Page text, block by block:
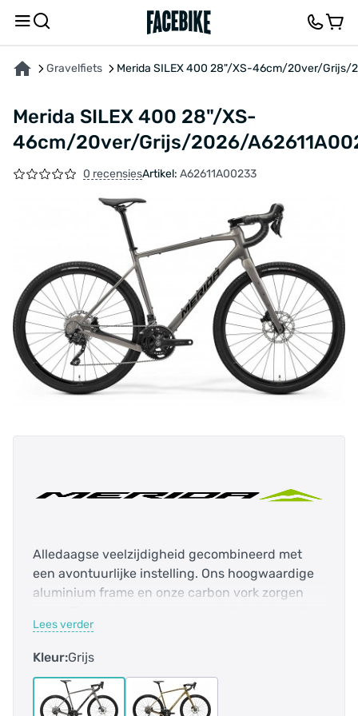
Gravelfiets Merida SILEX 400 28"/XS-46cm/20ver/Grijs/
Merida SILEX 400 28"/XS-
46cm/20ver/Grijs/2026/
0 recensiesArtikel: A62611A00233
Alledaagse veelzijdigheid gecombineerd met
een avontuurlijke instelling. Ons hoogwaardige
aluminium frame en onze carbon vork zorgen
soorten wegen, terwijl de robuuste Shimano-
groepset je alle ondersteuning
biedt.Veelzijdigheid raakt nooit uit de mode. De
SILEX 400 is een avontuurlijke gravelbike die
zich net zo goed thuis voelt tijdens een ruige
Lees verder
Kleur:Grijs
OVER HET PRODUCT KENMERKENBESCHRIJVING FEEDBACK EN VRAGEN